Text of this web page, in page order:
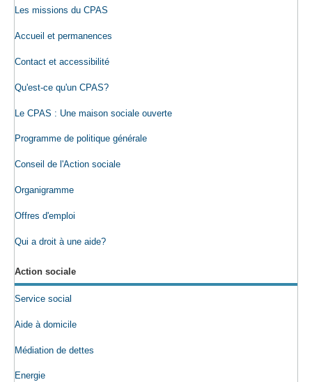
Les missions du CPAS
Accueil et permanences
Contact et accessibilité
Qu'est-ce qu'un CPAS?
Le CPAS : Une maison sociale ouverte
Programme de politique générale
Conseil de l'Action sociale
Organigramme
Offres d'emploi
Qui a droit à une aide?
Action sociale
Service social
Aide à domicile
Médiation de dettes
Energie